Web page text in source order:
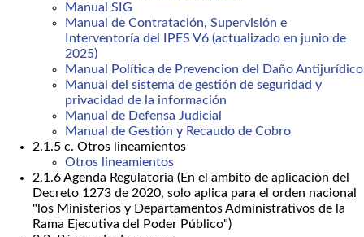
Manual SIG
Manual de Contratación, Supervisión e
Interventoría del IPES V6 (actualizado en junio de
2025)
Manual Política de Prevencion del Daño Antijurídico
Manual del sistema de gestión de seguridad y
privacidad de la información
Manual de Defensa Judicial
Manual de Gestión y Recaudo de Cobro
2.1.5 c. Otros lineamientos
Otros lineamientos
2.1.6 Agenda Regulatoria (En el ambito de aplicación del
Decreto 1273 de 2020, solo aplica para el orden nacional
"los Ministerios y Departamentos Administrativos de la
Rama Ejecutiva del Poder Público")